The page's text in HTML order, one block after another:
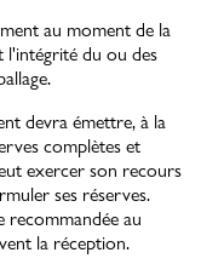
au moment de la
l'intégrité du ou des
devra émettre, à la
complètes et
exercer son recours
ses réserves.
au
la réception.